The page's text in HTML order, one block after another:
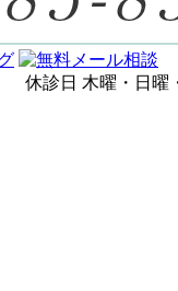
休診日 木曜・日曜